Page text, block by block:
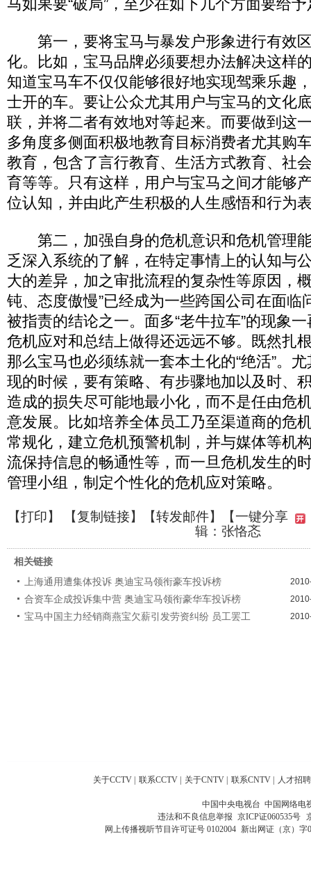
马如果要“破局”，至少在如下几个方面要给
第一，要将宝马与暴发户形象进行有效
化。比如，宝马品牌必须要想办法解决这样
知道宝马车不仅仅能够很好地实现驾乘乐趣
士开的车。要让公众尤其用户与宝马的文化
联，并将二者有效地对等起来。而要做到这
多角度多侧面积极地教育目标消费者尤其购
教育，包含了言行教育、生活方式教育、社
育等等。只有这样，用户与宝马之间才能够
位认知，并由此产生积极的人生感悟和行为
第二，加强自身的危机意识和危机管理
乏深入系统的了解，在特定事情上的认知与
大的差异，加之审批流程的复杂性等原因，
钝、态度傲慢”已经成为一些跨国公司在面临
被指责的结论之一。面多“老牛拉车”的现象
危机应对和总结上做得还远远不够。既然扎
那么宝马也必须练就一套本土化的“绝活”。
现的时候，要有策略、有步骤地加以及时、
造成的损失尽可能地最小化，而不是任由危
意发展。比如培养全体员工乃至渠道商的危
常规化，建立危机预警机制，并与媒体等机
流保持信息的畅通性等，而一旦危机发生的
管理小组，制定个性化的危机应对策略。
【打印】 【复制链接】【转发邮件】【一键分享
辑：张恪忞
相关链接
上海通用遭集体投诉 奥迪宝马领衔豪车投诉榜
合资车企成投诉集中营 奥迪宝马领衔豪华车投诉榜
宝马中国主力经销商燕宝欠薪引发劳资纠纷 员工罢工
关于CCTV | 联系CCTV | 关于CNTV | 联系CNTV | 人才招聘
中国中央电视台 中国网络电
违法和不良信息举报 京ICP证060535号
网上传播视听节目许可证号 0102004 新出网证（京）